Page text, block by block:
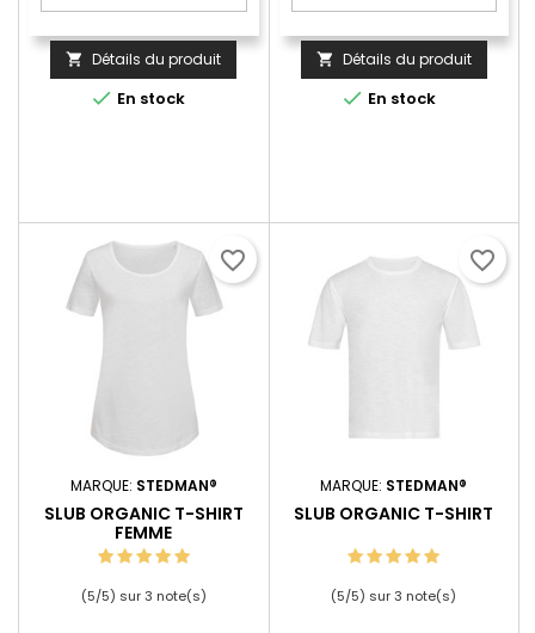
 Détails du produit
 En stock
 Détails du produit
 En stock
MARQUE: STEDMAN®
SLUB ORGANIC T-SHIRT
FEMME
(5/5) sur3 note(s)
favorite_border
MARQUE: STEDMAN®
SLUB ORGANIC T-SHIRT
(5/5) sur3 note(s)
favorite_border